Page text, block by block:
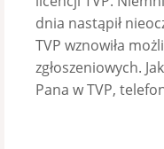
dnia nastąpił
TVP wznowiła
zgłoszeniowych.
Pana w TVP,